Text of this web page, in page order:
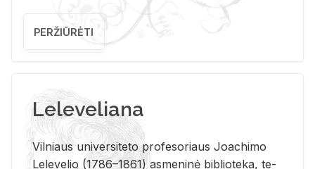
PERŽIŪRĖTI
Leleveliana
Vil­niaus uni­ver­si­te­to pro­fe­so­riaus Jo­a­chi­mo
Le­le­ve­lio (1786–1861) as­me­ni­nė bi­b­lio­te­ka, te­